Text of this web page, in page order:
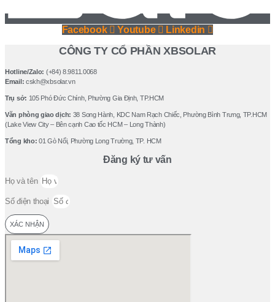
Facebook Youtube Linkedin
CÔNG TY CỔ PHẦN XBSOLAR
Hotline/Zalo: (+84) 8.9811.0068
Email: cskh@xbsolar.vn
Trụ sở: 105 Phó Ðức Chính, Phường Gia Ðịnh, TP.HCM
Văn phòng giao dịch: 38 Song Hành, KDC Nam Rạch Chiếc, Phường Bình Trưng, TP.HCM
(Lake View City – Bên cạnh Cao tốc HCM – Long Thành)
Tổng kho: 01 Gò Nổi, Phường Long Trường, TP. HCM
Đăng ký tư vấn
Họ và tên
Số điện thoại
XÁC NHẬN